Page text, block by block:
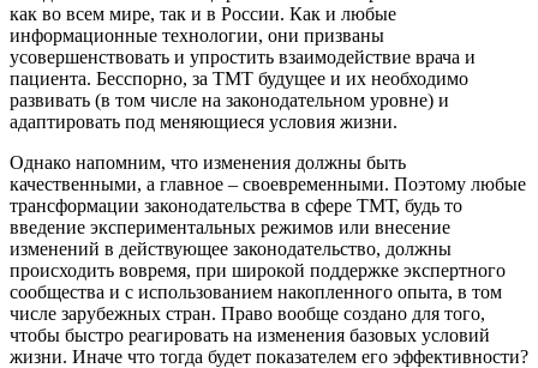
как во всем мире, так и в России. Как и любые
информационные технологии, они призваны
усовершенствовать и упростить взаимодействие врача и
пациента. Бесспорно, за ТМТ будущее и их необходимо
развивать (в том числе на законодательном уровне) и
адаптировать под меняющиеся условия жизни.
Однако напомним, что изменения должны быть
качественными, а главное – своевременными. Поэтому любые
трансформации законодательства в сфере ТМТ, будь то
введение экспериментальных режимов или внесение
изменений в действующее законодательство, должны
происходить вовремя, при широкой поддержке экспертного
сообщества и с использованием накопленного опыта, в том
числе зарубежных стран. Право вообще создано для того,
чтобы быстро реагировать на изменения базовых условий
жизни. Иначе что тогда будет показателем его эффективности?